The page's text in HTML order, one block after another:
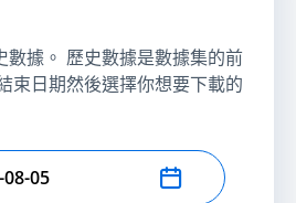
數據。 歷史數據是數據集的前
束日期然後選擇你想要下載的